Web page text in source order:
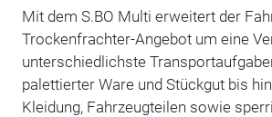
Mit dem S.BO Multi erweitert der
Trockenfrachter-Angebot um eine
unterschiedlichste
palettierter Ware und Stückgut bis
Kleidung, Fahrzeugteilen sowie